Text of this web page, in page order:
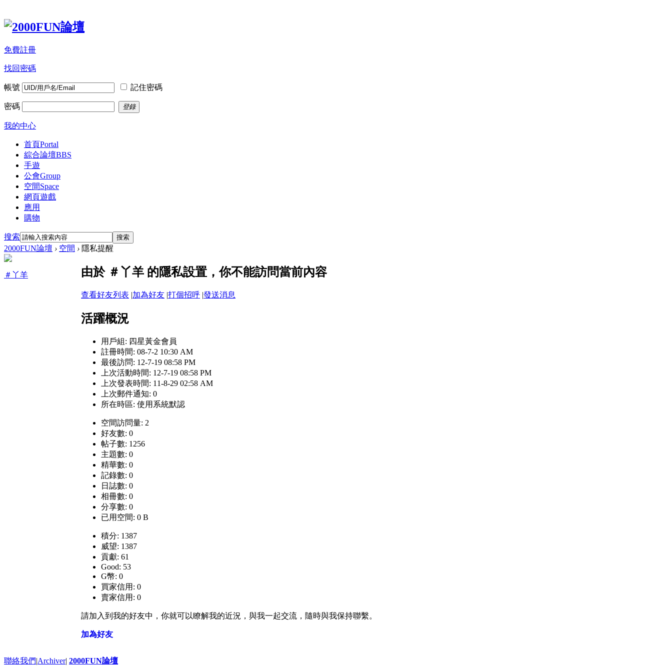
免費註冊
找回密碼
帳號 記住密碼
密碼 登錄
我的中心
首頁Portal
綜合論壇BBS
手遊
公會Group
空間Space
網頁遊戲
應用
購物
搜索 搜索
2000FUN論壇 › 空間 › 隱私提醒
＃丫羊 由於 ＃丫羊 的隱私設置，你不能訪問當前內容
查看好友列表 |加為好友 |打個招呼 |發送消息
活躍概況
用戶組: 四星黃金會員
註冊時間: 08-7-2 10:30 AM
最後訪問: 12-7-19 08:58 PM
上次活動時間: 12-7-19 08:58 PM
上次發表時間: 11-8-29 02:58 AM
上次郵件通知: 0
所在時區: 使用系統默認
空間訪問量: 2
好友數: 0
帖子數: 1256
主題數: 0
精華數: 0
記錄數: 0
日誌數: 0
相冊數: 0
分享數: 0
已用空間: 0 B
積分: 1387
威望: 1387
貢獻: 61
Good: 53
G幣: 0
買家信用: 0
賣家信用: 0
請加入到我的好友中，你就可以瞭解我的近況，與我一起交流，隨時與我保持聯繫。
加為好友
聯絡我們|Archiver| 2000FUN論壇